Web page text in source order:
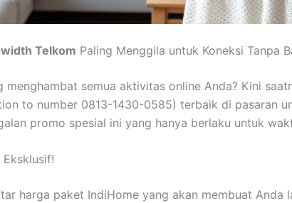
Telkom Paling Menggila untuk Koneksi Tanpa
semua aktivitas online Anda? Kini
to number 0813-1430-0585) terbaik di pasaran
promo spesial ini yang hanya berlaku untuk
harga paket IndiHome yang akan membuat Anda